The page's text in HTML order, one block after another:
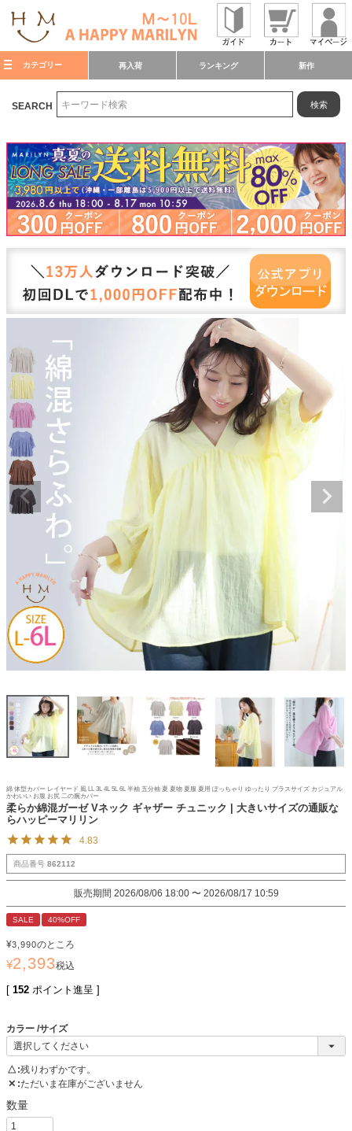
カテゴリー 再入荷 ランキング 新作
SEARCH 検索
綿 体型カバー レイヤード 風 LL 3L 4L 5L 6L 半袖 五分袖 夏 夏物 夏服 夏用 ぽっちゃり ゆったり プラスサイズ カジュアル
かわいい お腹 お尻 二の腕カバー
柔らか綿混ガーゼ Vネック ギャザー チュニック | 大きいサイズの通販な
らハッピーマリリン
4.83
商品番号 862112
販売期間 2026/08/06 18:00 〜 2026/08/17 10:59
SALE 40%OFF
¥3,990のところ
¥2,393税込
[ 152 ポイント進呈 ]
カラー サイズ
△ 残りわずかです。
✕ ただいま在庫がございません